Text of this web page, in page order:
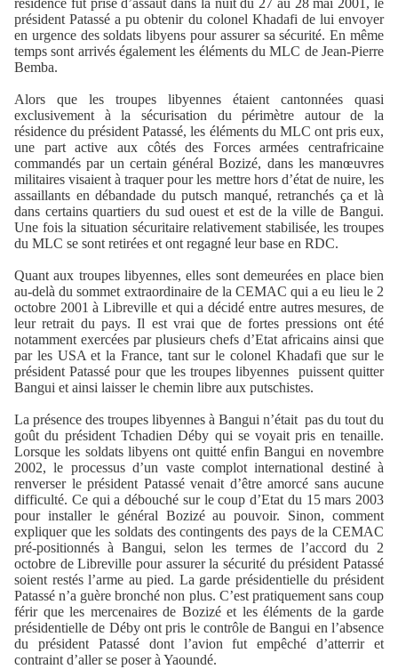
résidence fut prise d’assaut dans la nuit du 27 au 28 mai 2001, le
président Patassé a pu obtenir du colonel Khadafi de lui envoyer
en urgence des soldats libyens pour assurer sa sécurité. En même
temps sont arrivés également les éléments du MLC de Jean-Pierre
Bemba.
Alors que les troupes libyennes étaient cantonnées quasi
exclusivement à la sécurisation du périmètre autour de la
résidence du président Patassé, les éléments du MLC ont pris eux,
une part active aux côtés des Forces armées centrafricaine
commandés par un certain général Bozizé, dans les manœuvres
militaires visaient à traquer pour les mettre hors d’état de nuire, les
assaillants en débandade du putsch manqué, retranchés ça et là
dans certains quartiers du sud ouest et est de la ville de Bangui.
Une fois la situation sécuritaire relativement stabilisée, les troupes
du MLC se sont retirées et ont regagné leur base en RDC.
Quant aux troupes libyennes, elles sont demeurées en place bien
au-delà du sommet extraordinaire de la CEMAC qui a eu lieu le 2
octobre 2001 à Libreville et qui a décidé entre autres mesures, de
leur retrait du pays. Il est vrai que de fortes pressions ont été
notamment exercées par plusieurs chefs d’Etat africains ainsi que
par les USA et la France, tant sur le colonel Khadafi que sur le
président Patassé pour que les troupes libyennes
puissent quitter
Bangui et ainsi laisser le chemin libre aux putschistes.
La présence des troupes libyennes à Bangui n’était pas du tout du
goût du président Tchadien Déby qui se voyait pris en tenaille.
Lorsque les soldats libyens ont quitté enfin Bangui en novembre
2002, le processus d’un vaste complot international destiné à
renverser le président Patassé venait d’être amorcé sans aucune
difficulté. Ce qui a débouché sur le coup d’Etat du 15 mars 2003
pour installer le général Bozizé au pouvoir. Sinon, comment
expliquer que les soldats des contingents des pays de la CEMAC
pré-positionnés à Bangui, selon les termes de l’accord du 2
octobre de Libreville pour assurer la sécurité du président Patassé
soient restés l’arme au pied. La garde présidentielle du président
Patassé n’a guère bronché non plus. C’est pratiquement sans coup
férir que les mercenaires de Bozizé et les éléments de la garde
présidentielle de Déby ont pris le contrôle de Bangui en l’absence
du président Patassé dont l’avion fut empêché d’atterrir et
contraint d’aller se poser à Yaoundé.